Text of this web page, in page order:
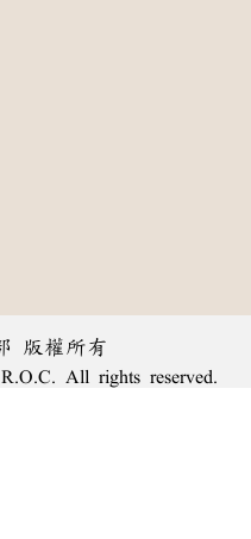
版權所有
All rights reserved.